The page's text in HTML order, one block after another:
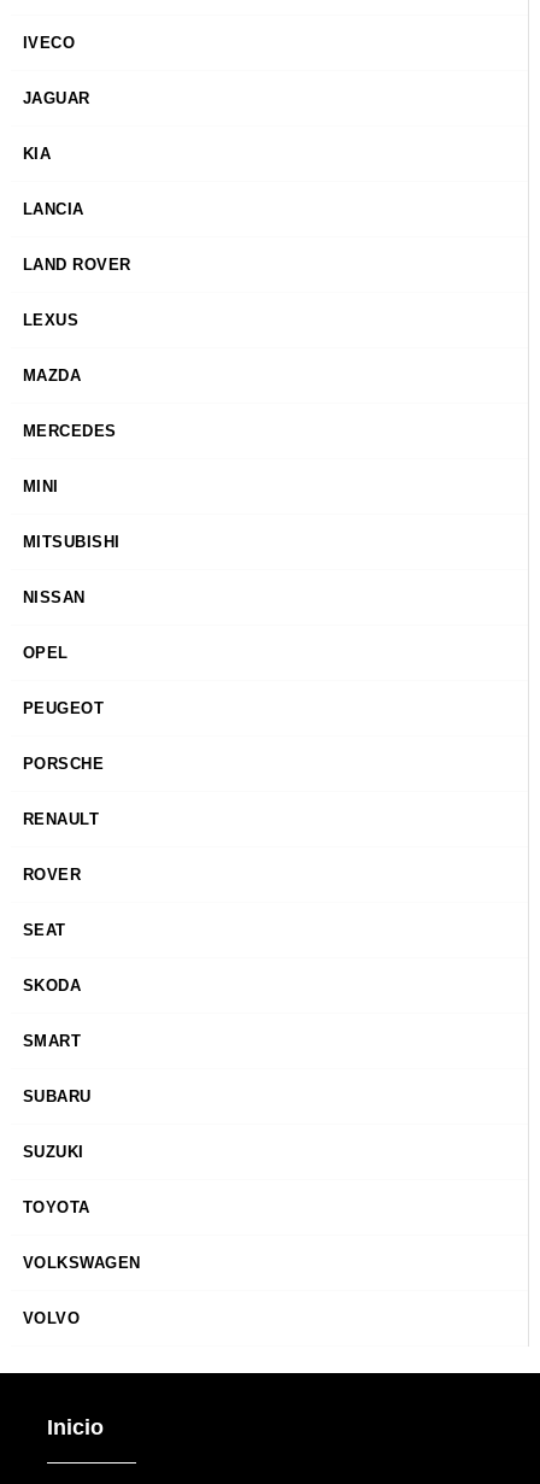
IVECO
JAGUAR
KIA
LANCIA
LAND ROVER
LEXUS
MAZDA
MERCEDES
MINI
MITSUBISHI
NISSAN
OPEL
PEUGEOT
PORSCHE
RENAULT
ROVER
SEAT
SKODA
SMART
SUBARU
SUZUKI
TOYOTA
VOLKSWAGEN
VOLVO
Inicio